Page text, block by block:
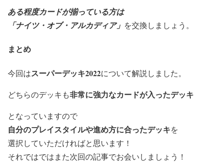
ある程度カードが揃っている方は
「ナイツ・オブ・アルカディア」 を交換しましょう。
まとめ
今回はスーパーデッキ2022について解説しました。
どちらのデッキも非常に強力なカードが入ったデッキ
となっていますので
自分のプレイスタイルや進め方に合ったデッキを
選択していただければと思います！
それではではまた次回の記事でお会いしましょう！